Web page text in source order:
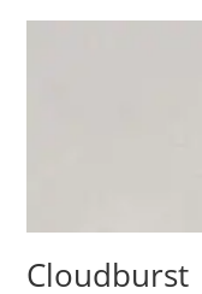
Cloudburst